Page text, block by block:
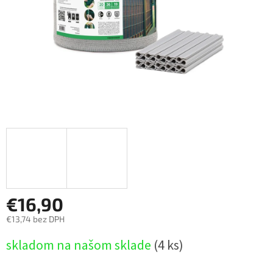
€16,90
€13,74 bez DPH
cena:
skladom na našom sklade (4 ks)